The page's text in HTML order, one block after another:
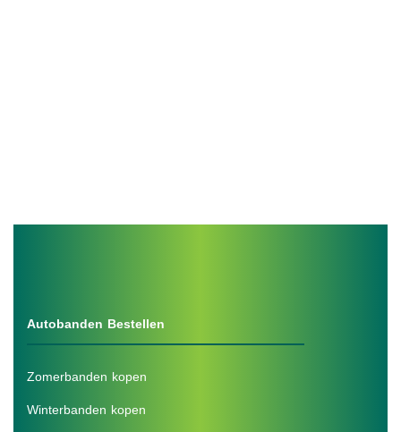
Autobanden Bestellen
Zomerbanden kopen
Winterbanden kopen